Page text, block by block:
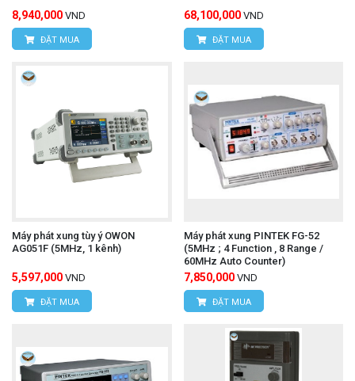
8,940,000 VND
ĐẶT MUA
68,100,000 VND
ĐẶT MUA
Máy phát xung tùy ý OWON
AG051F (5MHz, 1 kênh)
5,597,000 VND
ĐẶT MUA
Máy phát xung PINTEK FG-52
(5MHz ; 4 Function , 8 Range /
60MHz Auto Counter)
7,850,000 VND
ĐẶT MUA